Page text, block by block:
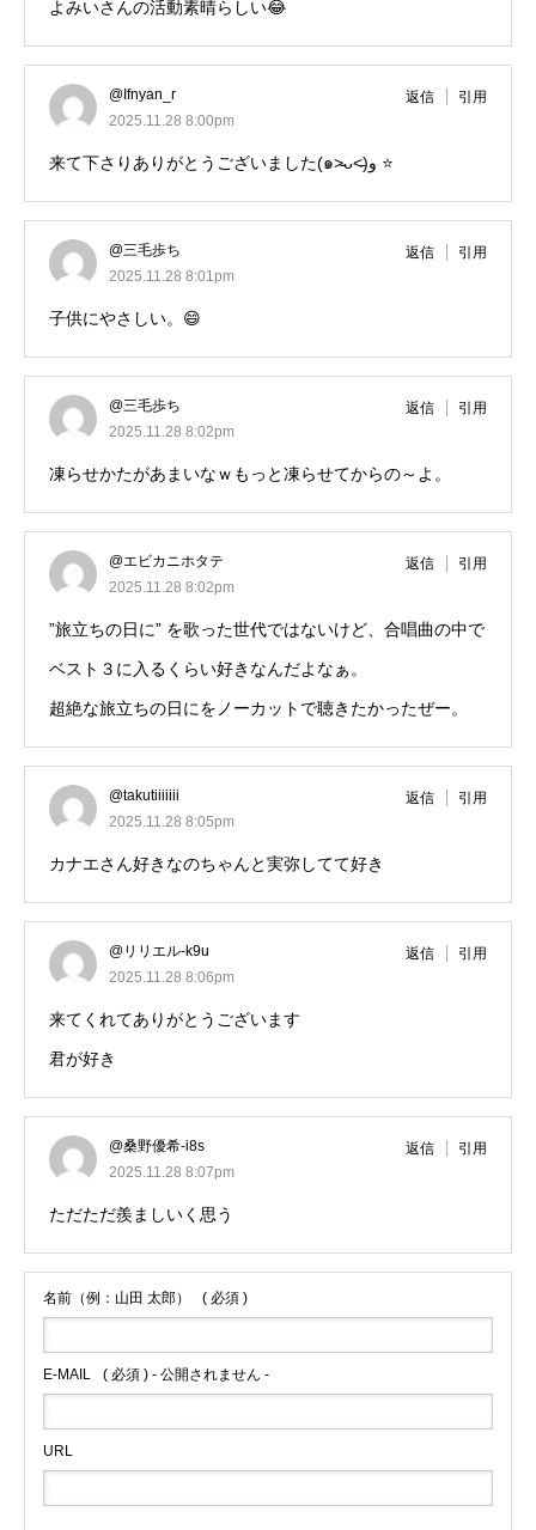
よみいさんの活動素晴らしい😂
@Ifnyan_r
2025.11.28 8:00pm
返信 引用
来て下さりありがとうございました(๑˃̵ᴗ˂̵)و ⭐️
@三毛歩ち
2025.11.28 8:01pm
返信 引用
子供にやさしい。😄
@三毛歩ち
2025.11.28 8:02pm
返信 引用
凍らせかたがあまいなｗもっと凍らせてからの～よ。
@エビカニホタテ
2025.11.28 8:02pm
返信 引用
”旅立ちの日に” を歌った世代ではないけど、合唱曲の中で
ベスト３に入るくらい好きなんだよなぁ。
超絶な旅立ちの日にをノーカットで聴きたかったぜー。
@takutiiiiiii
2025.11.28 8:05pm
返信 引用
カナエさん好きなのちゃんと実弥してて好き
@リリエル-k9u
2025.11.28 8:06pm
返信 引用
来てくれてありがとうございます
君が好き
@桑野優希-i8s
2025.11.28 8:07pm
返信 引用
ただただ羨ましいく思う
名前（例：山田 太郎） ( 必須 )
E-MAIL ( 必須 ) - 公開されません -
URL